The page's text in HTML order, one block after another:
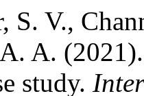
S. V.,
A.
study.